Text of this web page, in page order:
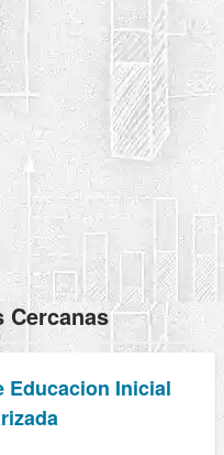
Educacion Inicial